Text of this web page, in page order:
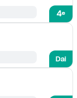
4e
Dai